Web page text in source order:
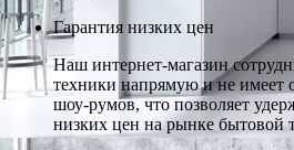
Гарантия низких цен
Наш интернет-магазин
техники напрямую и не имеет
шоу-румов, что позволяет
низких цен на рынке бытовой